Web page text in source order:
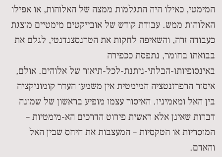
המימטי, כאילו היה התגלמות ממצה של האלוהות, או אפילו
האלוהות ממש. עבודת קודש של אובייקטים מימטיים מוצגת
כעבודה זרה, והשאיפה לחקות את הטרנסצנדנטי, לגלם את
בבואתו בחומר, נתפסת ככפירה
באינסופיותו-הבלתי-ניתנת-לכל-תיאור של אלוהים. אולם,
איסור הרפרזנטציה המימטית אין משמעו העדר קומוניקציה
בין האל ומאמיניו. האיסור עצמו מופיע בראשון של שמונה
דברות שאינן אלא ראשית פירוט הדרכים הא-מימטיות –
המוסריות או הטקסיות – המעצבות את היחס שבין האל
והאדם.